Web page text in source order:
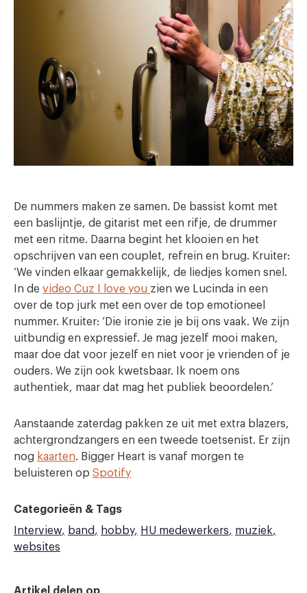
De nummers maken ze samen. De bassist komt met
een baslijntje, de gitarist met een rifje, de drummer
met een ritme. Daarna begint het klooien en het
opschrijven van een couplet, refrein en brug. Kruiter:
‘We vinden elkaar gemakkelijk, de liedjes komen snel.
In de video Cuz I love you zien we Lucinda in een
over de top jurk met een over de top emotioneel
nummer. Kruiter: ‘Die ironie zie je bij ons vaak. We zijn
uitbundig en expressief. Je mag jezelf mooi maken,
maar doe dat voor jezelf en niet voor je vrienden of je
ouders. We zijn ook kwetsbaar. Ik noem ons
authentiek, maar dat mag het publiek beoordelen.’
Aanstaande zaterdag pakken ze uit met extra blazers,
achtergrondzangers en een tweede toetsenist. Er zijn
nog kaarten. Bigger Heart is vanaf morgen te
beluisteren op Spotify
Categorieën & Tags
Interview
band hobby HU medewerkers
muziek
websites